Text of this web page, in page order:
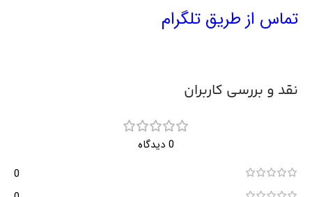
تماس از طریق تلگرام
نقد و بررسی کاربران
0 دیدگاه
0